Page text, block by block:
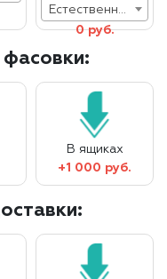
Естественная влажность
0 руб.
В ящиках
+1 000 руб.